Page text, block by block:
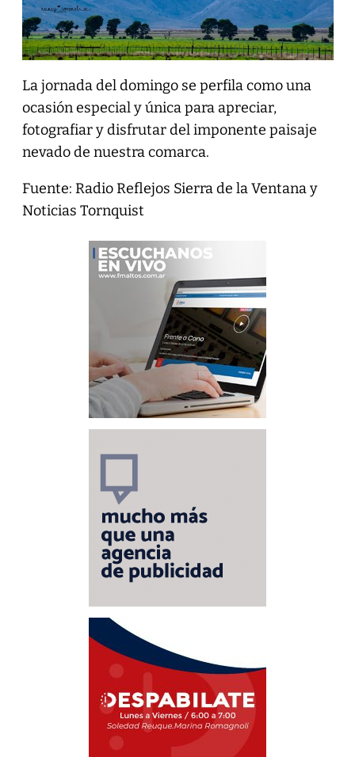
La jornada del domingo se perfila como una
ocasión especial y única para apreciar,
fotografiar y disfrutar del imponente paisaje
nevado de nuestra comarca.
Fuente: Radio Reflejos Sierra de la Ventana y
Noticias Tornquist